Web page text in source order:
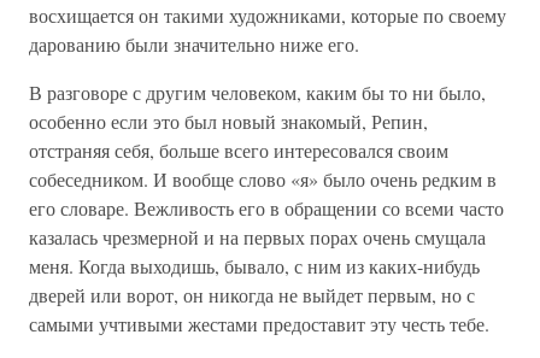
восхищается он такими художниками, которые по своему
дарованию были значительно ниже его.
В разговоре с другим человеком, каким бы то ни было,
особенно если это был новый знакомый, Репин,
отстраняя себя, больше всего интересовался своим
собеседником. И вообще слово «я» было очень редким в
его словаре. Вежливость его в обращении со всеми часто
казалась чрезмерной и на первых порах очень смущала
меня. Когда выходишь, бывало, с ним из каких-нибудь
дверей или ворот, он никогда не выйдет первым, но с
самыми учтивыми жестами предоставит эту честь тебе.